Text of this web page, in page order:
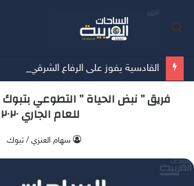
فريق ” نبض الحياة ” التطوعي
للعام الجاري ٢٠٢٠
سهام العنزي / تبوك